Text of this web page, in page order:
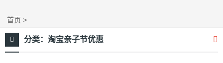
首页 >
分类： 淘宝亲子节优惠